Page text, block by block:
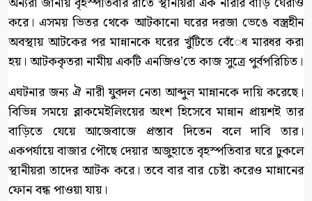
করে। এসময় ভিতর থেকে আটকানো ঘরের দরজা ভেঙে বস্ত্রহীন
অবস্থায় আটকের পর মান্নানকে ঘরের খুঁটিতে বেঁেধ মারধর করা
হয়। আটককৃতরা নামীয় একটি এনজিও’তে কাজ সুত্রে পুর্বপরিচিত।
এঘটনার জন্য ঐ নারী যুবদল নেতা আব্দুল মান্নানকে দায়ি করেছে।
বিভিন্ন সময়ে ব্লাকমেইলিংয়ের অংশ হিসেবে মান্নান প্রায়শই তার
বাড়িতে যেয়ে আজেবাজে প্রস্তাব দিতেন বলে দাবি তার।
একপর্যায়ে বাজার পৌছে দেয়ার অজুহাতে বৃহস্পতিবার ঘরে ঢুকলে
স্থানীয়রা তাদের আটক করে। তবে বার বার চেষ্টা করেও মান্নানের
ফোন বন্ধ পাওয়া যায়।